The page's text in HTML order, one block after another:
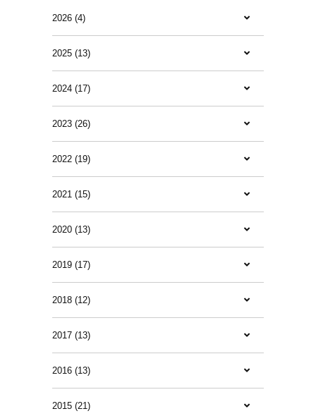
2026 (4)
2025 (13)
2024 (17)
2023 (26)
2022 (19)
2021 (15)
2020 (13)
2019 (17)
2018 (12)
2017 (13)
2016 (13)
2015 (21)